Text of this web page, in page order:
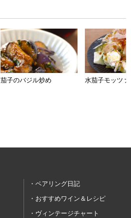
茄子のバジル炒め 水茄子モッツァ
ペアリング日記
おすすめワイン＆レシピ
ヴィンテージチャート